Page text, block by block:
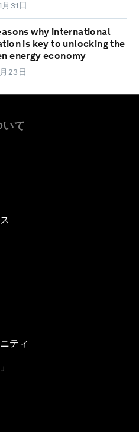
31日
why international
is key to unlocking the
energy economy
23日
いて
ティ